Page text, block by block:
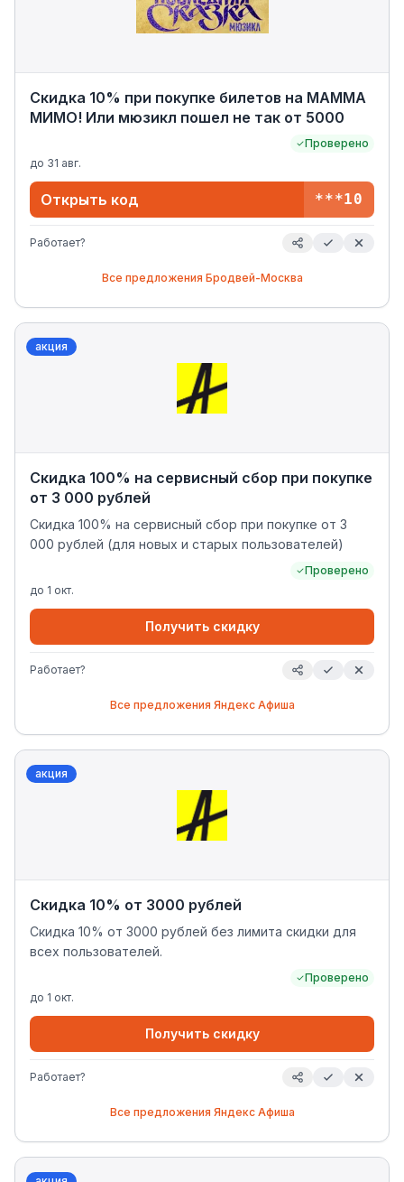
Скидка 10% при покупке билетов на МАММА
МИМО! Или мюзикл пошел не так от 5000
Проверено
до 31 авг.
Открыть код ***10
Работает?
Все предложения Бродвей-Москва
акция
Скидка 100% на сервисный сбор при покупке
от 3 000 рублей
Скидка 100% на сервисный сбор при покупке от 3
000 рублей (для новых и старых пользователей)
Проверено
до 1 окт.
Получить скидку
Работает?
Все предложения Яндекс Афиша
акция
Скидка 10% от 3000 рублей
Скидка 10% от 3000 рублей без лимита скидки для
всех пользователей.
Проверено
до 1 окт.
Получить скидку
Работает?
Все предложения Яндекс Афиша